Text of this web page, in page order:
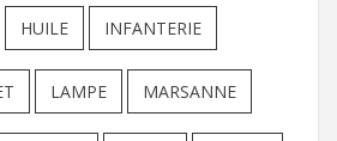
HUILE INFANTERIE
LAMPE MARSANNE